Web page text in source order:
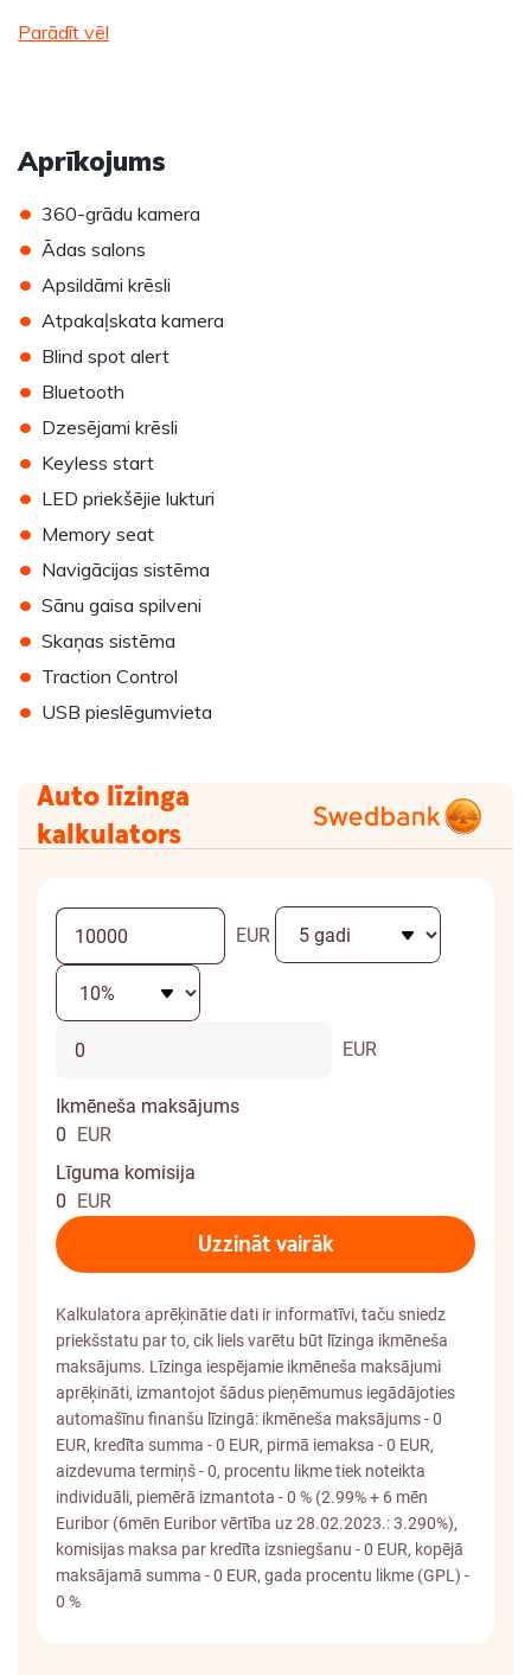
Parādīt vēl
Aprīkojums
• 360-grādu kamera
• Ādas salons
• Apsildāmi krēsli
• Atpakaļskata kamera
• Blind spot alert
• Bluetooth
• Dzesējami krēsli
• Keyless start
• LED priekšējie lukturi
• Memory seat
• Navigācijas sistēma
• Sānu gaisa spilveni
• Skaņas sistēma
• Traction Control
• USB pieslēgumvieta